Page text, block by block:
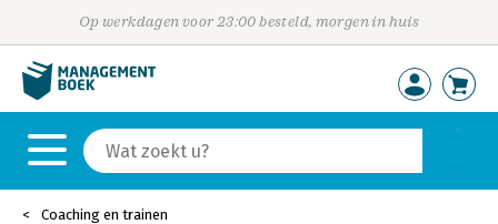
Op werkdagen voor 23:00 besteld, morgen in huis
Coaching en trainen